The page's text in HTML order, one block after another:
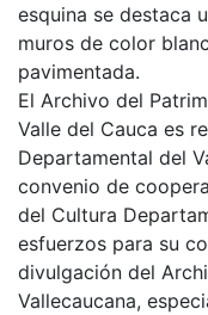
esquina se destaca
muros de color
pavimentada.
El Archivo del
Valle del Cauca es
Departamental del
convenio de
del Cultura
esfuerzos para su
divulgación del
Vallecaucana,